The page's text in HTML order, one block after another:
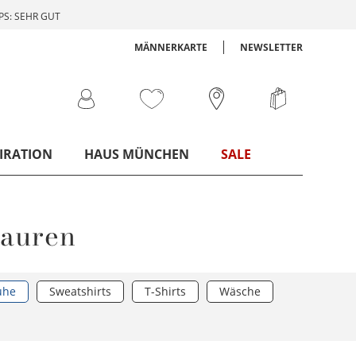
SEHR GUT
MÄNNERKARTE NEWSLETTER
HAUS MÜNCHEN SALE
Sweatshirts T-Shirts Wäsche